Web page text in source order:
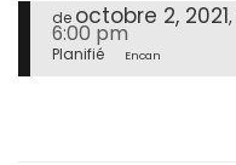
de octobre 2, 2021,
6:00 pm
Planifié Encan